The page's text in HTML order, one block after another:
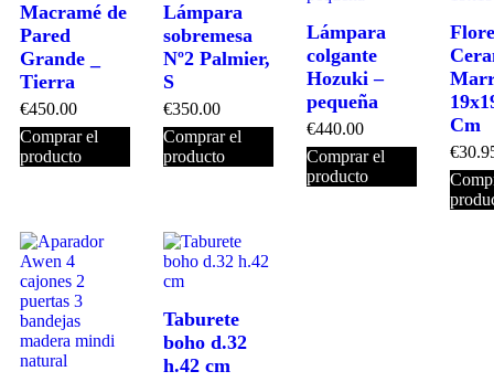
Macramé de
Pared
Grande _
Tierra
€450.00
Comprar el
producto
Lámpara
sobremesa
Nº2 Palmier,
S
€350.00
Comprar el
producto
Lámpara
colgante
Hozuki –
pequeña
€440.00
Comprar el
producto
Cm
€
Taburete
boho d.32
h.42 cm